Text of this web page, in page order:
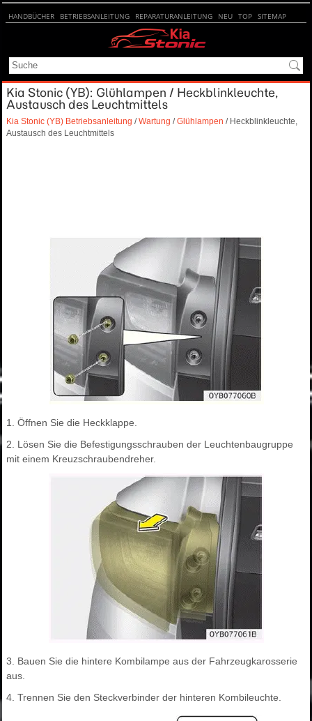
HANDBÜCHER BETRIEBSANLEITUNG REPARATURANLEITUNG NEU TOP SITEMAP
Kia Stonic (YB): Glühlampen / Heckblinkleuchte,
Austausch des Leuchtmittels
Kia Stonic (YB) Betriebsanleitung /Wartung /Glühlampen / Heckblinkleuchte,
Austausch des Leuchtmittels
1. Öffnen Sie die Heckklappe.
2. Lösen Sie die Befestigungsschrauben der Leuchtenbaugruppe
mit einem Kreuzschraubendreher.
3. Bauen Sie die hintere Kombilampe aus der Fahrzeugkarosserie
aus.
4. Trennen Sie den Steckverbinder der hinteren Kombileuchte.